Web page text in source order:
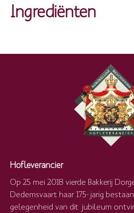
Ingrediënten
Hofleverancier
Op 25 mei 2018 vierde Bakkerij
Dedemsvaart haar 175-jarig
gelegenheid van dit jubileum